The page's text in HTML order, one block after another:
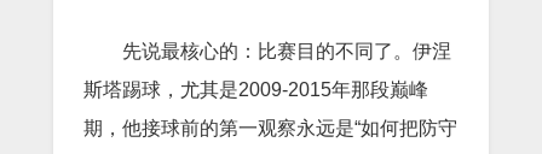
先说最核心的：比赛目的不同了。伊涅
斯塔踢球，尤其是2009-2015年那段巅峰
期，他接球前的第一观察永远是“如何把防守